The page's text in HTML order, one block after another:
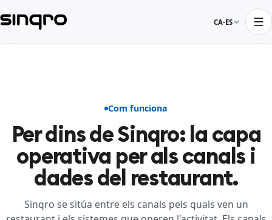
CA-ES
Com funciona
Per dins de Sinqro: la capa
operativa per als canals i
dades del restaurant.
Sinqro se sitúa entre els canals pels quals ven un